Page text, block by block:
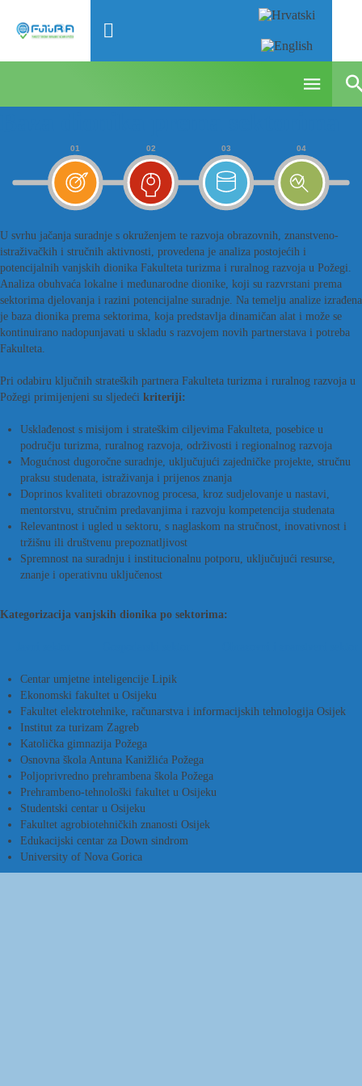
U svrhu jačanja suradnje s okruženjem te razvoja obrazovnih, znanstveno-
istraživačkih i stručnih aktivnosti, provedena je analiza postojećih i
potencijalnih vanjskih dionika Fakulteta turizma i ruralnog razvoja u Požegi.
Analiza obuhvaća lokalne i međunarodne dionike, koji su razvrstani prema
sektorima djelovanja i razini potencijalne suradnje. Na temelju analize izrađena
je baza dionika prema sektorima, koja predstavlja dinamičan alat i može se
kontinuirano nadopunjavati u skladu s razvojem novih partnerstava i potreba
Fakulteta.
Pri odabiru ključnih strateških partnera Fakulteta turizma i ruralnog razvoja u
Požegi primijenjeni su sljedeći kriteriji:
Usklađenost s misijom i strateškim ciljevima Fakulteta, posebice u
području turizma, ruralnog razvoja, održivosti i regionalnog razvoja
Mogućnost dugoročne suradnje, uključujući zajedničke projekte, stručnu
praksu studenata, istraživanja i prijenos znanja
Doprinos kvaliteti obrazovnog procesa, kroz sudjelovanje u nastavi,
mentorstvu, stručnim predavanjima i razvoju kompetencija studenata
Relevantnost i ugled u sektoru, s naglaskom na stručnost, inovativnost i
tržišnu ili društvenu prepoznatljivost
Spremnost na suradnju i institucionalnu potporu, uključujući resurse,
znanje i operativnu uključenost
Kategorizacija vanjskih dionika po sektorima:
Centar umjetne inteligencije Lipik
Ekonomski fakultet u Osijeku
Fakultet elektrotehnike, računarstva i informacijskih tehnologija Osijek
Institut za turizam Zagreb
Katolička gimnazija Požega
Osnovna škola Antuna Kanižlića Požega
Poljoprivredno prehrambena škola Požega
Prehrambeno-tehnološki fakultet u Osijeku
Studentski centar u Osijeku
Fakultet agrobiotehničkih znanosti Osijek
Edukacijski centar za Down sindrom
University of Nova Gorica